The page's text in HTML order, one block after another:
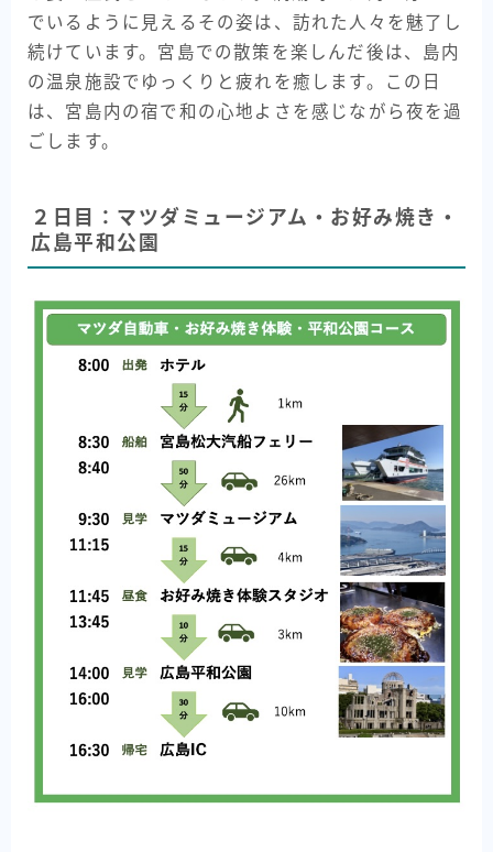
でいるように見えるその姿は、訪れた人々を魅了し
続けています。宮島での散策を楽しんだ後は、島内
の温泉施設でゆっくりと疲れを癒します。この日
は、宮島内の宿で和の心地よさを感じながら夜を過
ごします。
２日目：マツダミュージアム・お好み焼き・
広島平和公園